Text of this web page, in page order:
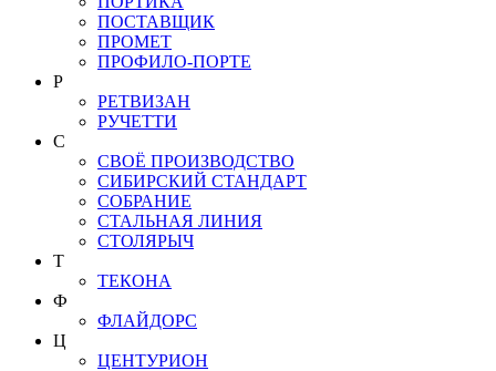
ПОСТАВЩИК
ПРОМЕТ
ПРОФИЛО-ПОРТЕ
Р
РЕТВИЗАН
РУЧЕТТИ
С
СВОЁ ПРОИЗВОДСТВО
СИБИРСКИЙ СТАНДАРТ
СОБРАНИЕ
СТАЛЬНАЯ ЛИНИЯ
СТОЛЯРЫЧ
Т
ТЕКОНА
Ф
ФЛАЙДОРС
Ц
ЦЕНТУРИОН